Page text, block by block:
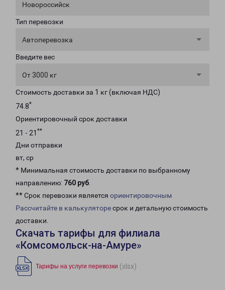
Новороссийск
Тип перевозки
Автоперевозка
Введите вес
От 3000 кг
Стоимость доставки за 1 кг (включая НДС)
74.8*
Ориентировочный срок доставки
21 - 21 **
Дни отправки
вт, ср
* Минимальная стоимость доставки по выбранному
направлению: 760 руб.
** Срок перевозки является ориентировочным
Рассчитайте в калькуляторесрок и детальную стоимость
доставки.
Скачать тарифы для филиала
«Комсомольск-на-Амуре»
Тарифы на услуги перевозки (xlsx)